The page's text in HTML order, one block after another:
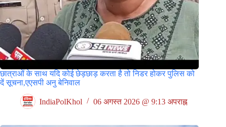
छात्राओं के साथ यदि कोई छेड़छाड़ करता है तो निडर होकर पुलिस को
दें सूचना,एएसपी अनु बेनिवाल
IndiaPolKhol 06 अगस्त 2026 @ 9:13 अपराह्न